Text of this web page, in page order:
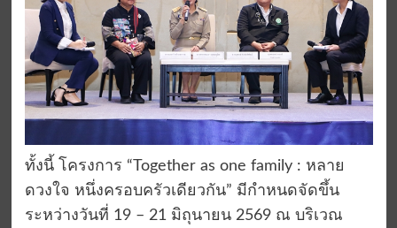
ทั้งนี้ โครงการ “Together as one family : หลาย
ดวงใจ หนึ่งครอบครัวเดียวกัน” มีกำหนดจัดขึ้น
ระหว่างวันที่ 19 – 21 มิถุนายน 2569 ณ บริเวณ